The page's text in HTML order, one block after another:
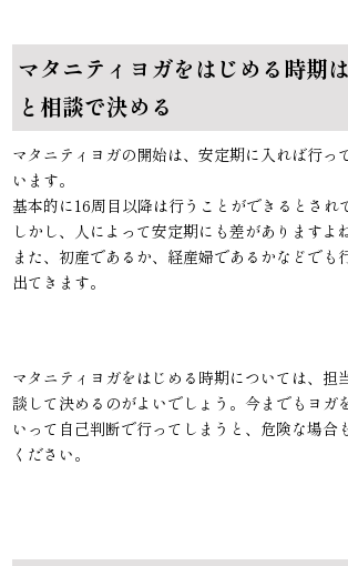
マタニティヨガをはじめる時期
と相談で決める
マタニティヨガの開始は、安定期に入れば行っ
います。
基本的に16周目以降は行うことができるとされ
しかし、人によって安定期にも差がありますよね
また、初産であるか、経産婦であるかなどでも
出てきます。
マタニティヨガをはじめる時期については、担
談して決めるのがよいでしょう。今までもヨガ
いって自己判断で行ってしまうと、危険な場合
ください。